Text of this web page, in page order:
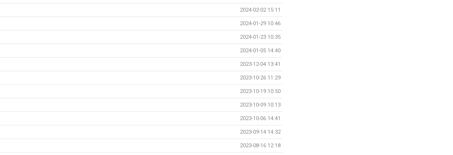
2024-02-02 15:11
2024-01-29 10:46
2024-01-23 10:35
2024-01-05 14:40
2023-12-04 13:41
2023-10-26 11:29
2023-10-19 10:50
2023-10-09 10:13
2023-10-06 14:41
2023-09-14 14:32
2023-08-16 12:18